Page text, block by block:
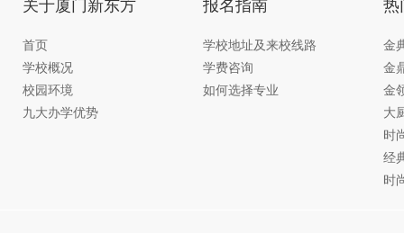
关于厦门新东方
首页
学校概况
校园环境
九大办学优势
报名指南
学校地址及来校线路
学费咨询
如何选择专业
热
金
金
金
大
时
经
时